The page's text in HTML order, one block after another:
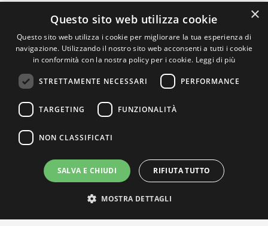
×
Questo sito web utilizza cookie
Questo sito web utilizza i cookie per migliorare la tua esperienza di
navigazione. Utilizzando il nostro sito web acconsenti a tutti i cookie
in conformità con la nostra policy per i cookie. Leggi di più
STRETTAMENTE NECESSARI PERFORMANCE
TARGETING FUNZIONALITÀ
NON CLASSIFICATI
SALVA E CHIUDI RIFIUTA TUTTO
MOSTRA DETTAGLI